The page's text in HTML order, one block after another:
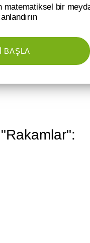
matematiksel bir
BAŞLA